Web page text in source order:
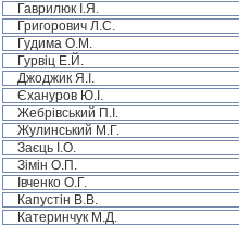
Гаврилюк І.Я.
Григорович Л.С.
Гудима О.М.
Гурвіц Е.Й.
Джоджик Я.І.
Єхануров Ю.І.
Жебрівський П.І.
Жулинський М.Г.
Заєць І.О.
Зімін О.П.
Івченко О.Г.
Капустін В.В.
Катеринчук М.Д.